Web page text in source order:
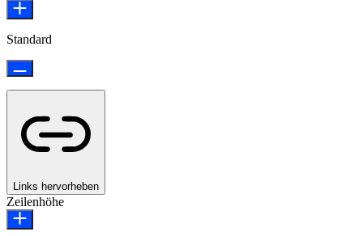
Standard
Links hervorheben
Zeilenhöhe